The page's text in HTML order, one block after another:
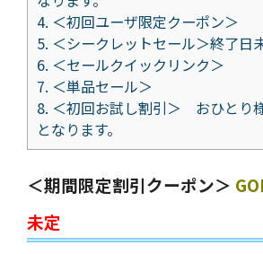
4. ＜初回ユーザ限定クーポン＞
5. ＜シークレットセール＞終了日
6. ＜セールクイックリンク＞
7. ＜単品セール＞
8. ＜初回お試し割引＞ おひとり
となります。
＜期間限定割引クーポン＞
未定